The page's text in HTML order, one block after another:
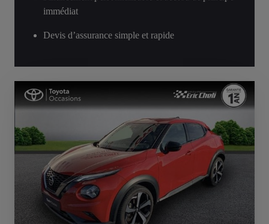
immédiat
Devis d’assurance simple et rapide